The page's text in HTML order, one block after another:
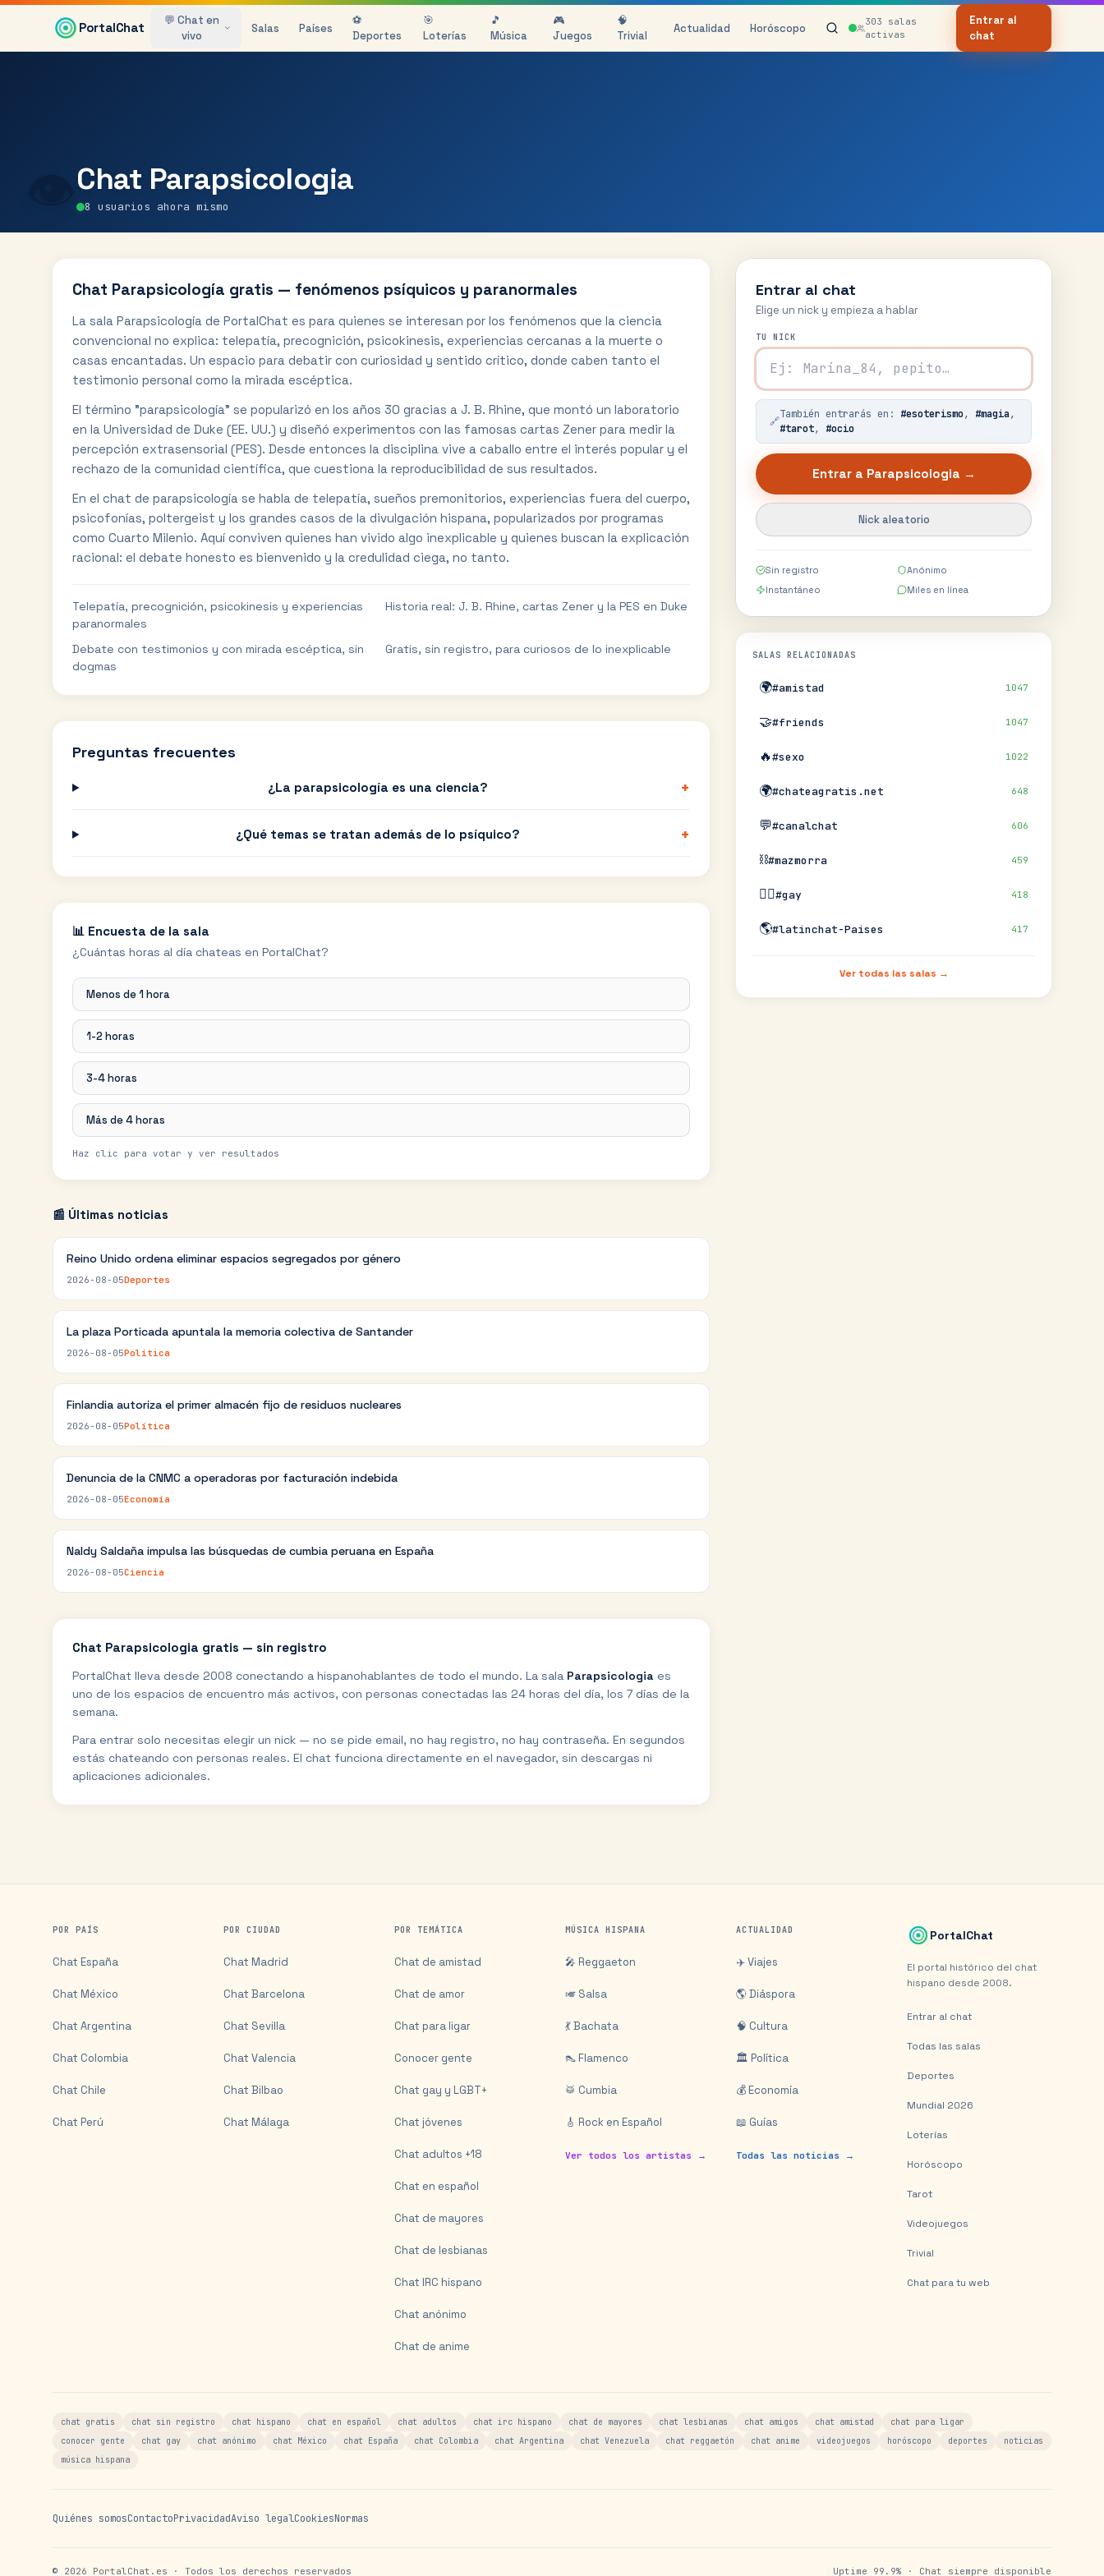
Saltar al contenido principal
PortalChat
💬 Chat en
vivo
Salas Países
⚽
Deportes
🎯
Loterías
🎵
Música
🎮
Juegos
🧠
Trivial
Actualidad Horóscopo 303 salas
activas
Entrar al
chat
Chat Parapsicologia
8 usuarios ahora mismo
Entrar al chat
Elige un nick y empieza a hablar
TU NICK
🔗
También entrarás en: #esoterismo, #magia,
#tarot, #ocio
Entrar a Parapsicologia →
Nick aleatorio
Sin registro
Anónimo
Instantáneo
Miles en línea
SALAS RELACIONADAS
🌍#amistad 1047
🤝#friends 1047
🔥#sexo 1022
🌍#chateagratis.net 648
💬#canalchat 606
⛓️#mazmorra 459
🏳️‍🌈#gay 418
🌎#latinchat-Paises 417
Ver todas las salas →
Chat Parapsicología gratis — fenómenos psíquicos y paranormales
La sala Parapsicología de PortalChat es para quienes se interesan por los fenómenos que la ciencia
convencional no explica: telepatía, precognición, psicokinesis, experiencias cercanas a la muerte o
casas encantadas. Un espacio para debatir con curiosidad y sentido crítico, donde caben tanto el
testimonio personal como la mirada escéptica.
El término "parapsicología" se popularizó en los años 30 gracias a J. B. Rhine, que montó un laboratorio
en la Universidad de Duke (EE. UU.) y diseñó experimentos con las famosas cartas Zener para medir la
percepción extrasensorial (PES). Desde entonces la disciplina vive a caballo entre el interés popular y el
rechazo de la comunidad científica, que cuestiona la reproducibilidad de sus resultados.
En el chat de parapsicología se habla de telepatía, sueños premonitorios, experiencias fuera del cuerpo,
psicofonías, poltergeist y los grandes casos de la divulgación hispana, popularizados por programas
como Cuarto Milenio. Aquí conviven quienes han vivido algo inexplicable y quienes buscan la explicación
racional: el debate honesto es bienvenido y la credulidad ciega, no tanto.
Telepatía, precognición, psicokinesis y experiencias
paranormales
Historia real: J. B. Rhine, cartas Zener y la PES en Duke
Debate con testimonios y con mirada escéptica, sin
dogmas
Gratis, sin registro, para curiosos de lo inexplicable
Preguntas frecuentes
¿La parapsicología es una ciencia? +
¿Qué temas se tratan además de lo psíquico? +
📊 Encuesta de la sala
¿Cuántas horas al día chateas en PortalChat?
Menos de 1 hora
1-2 horas
3-4 horas
Más de 4 horas
Haz clic para votar y ver resultados
📰 Últimas noticias
Reino Unido ordena eliminar espacios segregados por género
2026-08-05Deportes
La plaza Porticada apuntala la memoria colectiva de Santander
2026-08-05Política
Finlandia autoriza el primer almacén fijo de residuos nucleares
2026-08-05Política
Denuncia de la CNMC a operadoras por facturación indebida
2026-08-05Economía
Naldy Saldaña impulsa las búsquedas de cumbia peruana en España
2026-08-05Ciencia
Chat Parapsicologia gratis — sin registro
PortalChat lleva desde 2008 conectando a hispanohablantes de todo el mundo. La sala Parapsicologia es
uno de los espacios de encuentro más activos, con personas conectadas las 24 horas del día, los 7 días de la
semana.
Para entrar solo necesitas elegir un nick — no se pide email, no hay registro, no hay contraseña. En segundos
estás chateando con personas reales. El chat funciona directamente en el navegador, sin descargas ni
aplicaciones adicionales.
POR PAÍS
Chat España
Chat México
Chat Argentina
Chat Colombia
Chat Chile
Chat Perú
POR CIUDAD
Chat Madrid
Chat Barcelona
Chat Sevilla
Chat Valencia
Chat Bilbao
Chat Málaga
POR TEMÁTICA
Chat de amistad
Chat de amor
Chat para ligar
Conocer gente
Chat gay y LGBT+
Chat jóvenes
Chat adultos +18
Chat en español
Chat de mayores
Chat de lesbianas
Chat IRC hispano
Chat anónimo
Chat de anime
MÚSICA HISPANA
🎤 Reggaeton
🎺 Salsa
💃 Bachata
👠 Flamenco
🥁 Cumbia
🎸 Rock en Español
Ver todos los artistas →
ACTUALIDAD
✈️ Viajes
🌎 Diáspora
🧠 Cultura
🏛️ Política
💰 Economía
📖 Guías
Todas las noticias →
PortalChat
El portal histórico del chat
hispano desde 2008.
Entrar al chat
Todas las salas
Deportes
Mundial 2026
Loterías
Horóscopo
Tarot
Videojuegos
Trivial
Chat para tu web
chat gratis chat sin registro chat hispano chat en español chat adultos chat irc hispano chat de mayores chat lesbianas chat amigos chat amistad
chat para ligar
conocer gente
chat gay chat anónimo chat México chat España chat Colombia chat Argentina chat Venezuela chat reggaetón chat anime videojuegos horóscopo deportes
noticias
música hispana
Quiénes somosContactoPrivacidadAviso legalCookiesNormas
© 2026 PortalChat.es · Todos los derechos reservados Uptime 99.9% · Chat siempre disponible